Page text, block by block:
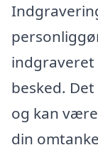
indgraveret
besked.
og kan
din